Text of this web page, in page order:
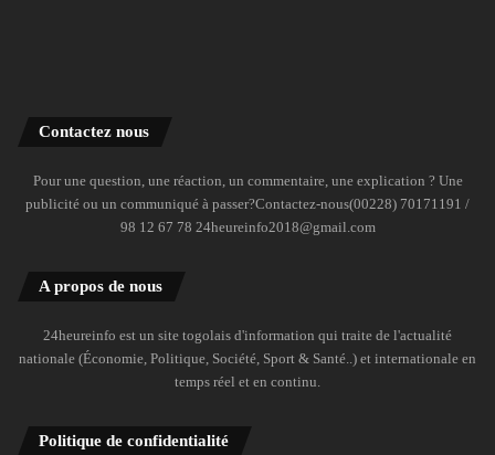
Contactez nous
Pour une question, une réaction, un commentaire, une explication ? Une
publicité ou un communiqué à passer?Contactez-nous(00228) 70171191 /
98 12 67 78 24heureinfo2018@gmail.com
A propos de nous
24heureinfo est un site togolais d'information qui traite de l'actualité
nationale (Économie, Politique, Société, Sport & Santé..) et internationale en
temps réel et en continu.
Politique de confidentialité